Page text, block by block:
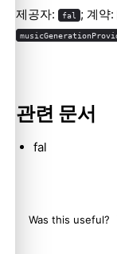
제공자: fal ; 계약:
관련 문서
fal
Was this useful?